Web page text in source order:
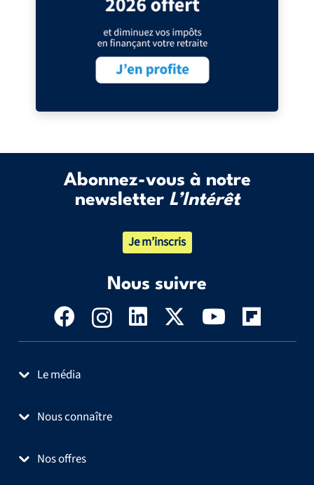
Abonnez-vous à notre
newsletter L’Intérêt
Je m’inscris
Nous suivre
Le média
Nous connaître
Nos offres